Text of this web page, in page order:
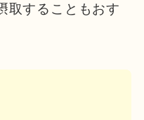
取することもおす